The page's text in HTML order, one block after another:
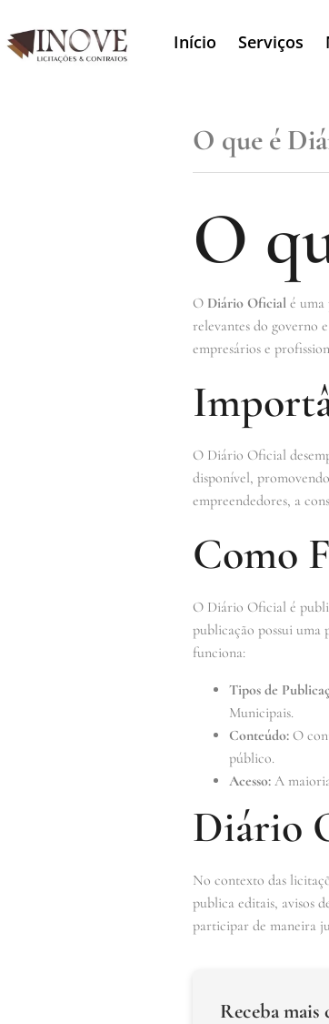
Início Serviços
O que é
O
O Diário Oficial é
relevantes do governo
empresários e
O Diário Oficial
disponível,
empreendedores, a
Como
O Diário Oficial é
publicação possui uma
funciona:
Tipos de
Municipais.
Conteúdo: O
público.
Acesso: A
Diário
No contexto das
publica editais, avisos
participar de maneira
Receba mais